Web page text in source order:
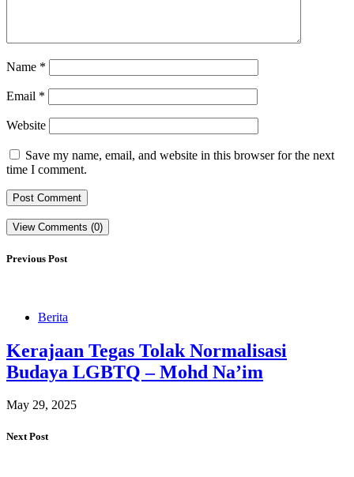
Name *
Email *
Website
Save my name, email, and website in this browser for the next
time I comment.
View Comments (0)
Previous Post
Berita
Kerajaan Tegas Tolak Normalisasi
Budaya LGBTQ – Mohd Na’im
May 29, 2025
Next Post